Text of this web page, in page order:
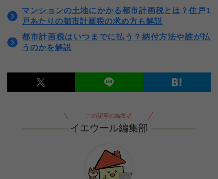
マンションの土地にかかる都市計画税とは？住戸1
戸あたりの都市計画税の求め方も解説
都市計画税はいつまでに払う？納付方法や誰が払
うのかを解説
この記事の編集者
イエウール編集部